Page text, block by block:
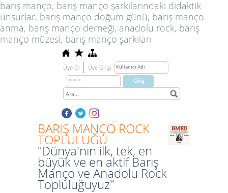
barış manço, barış manço şarkılarındaki didaktik
unsurlar, barış manço doğum günü, barış manço
anma, barış manço derneği, anadolu rock, barış
manço müzesi, barış manço şarkıları
Üye Ol Üye Girişi
BARIŞ MANÇO ROCK
TOPLULUĞU
"Dünya'nın ilk, tek, en
büyük ve en aktif Barış
Manço ve Anadolu Rock
Topluluğuyuz"